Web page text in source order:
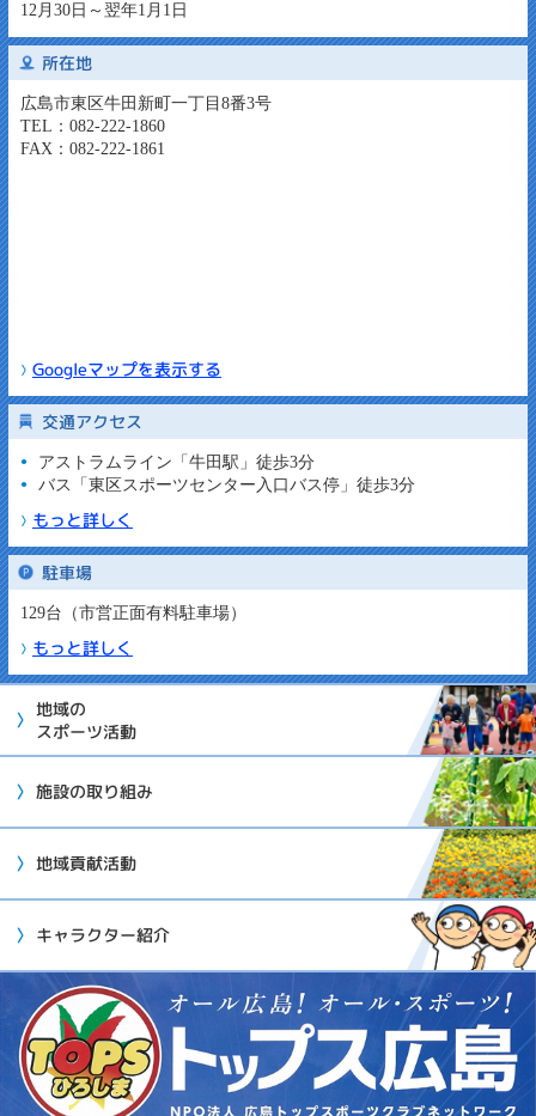
12月30日～翌年1月1日
所在地
広島市東区牛田新町一丁目8番3号
TEL：082-222-1860
FAX：082-222-1861
Googleマップを表示する
交通アクセス
アストラムライン「牛田駅」徒歩3分
バス「東区スポーツセンター入口バス停」徒歩3分
もっと詳しく
駐車場
129台（市営正面有料駐車場）
もっと詳しく
地域の
スポーツ活動
施設の取り組み
地域貢献活動
キャラクター紹介